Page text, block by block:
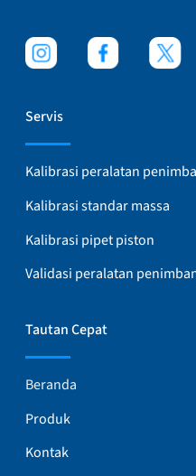
Servis
Kalibrasi peralatan
Kalibrasi standar massa
Kalibrasi pipet piston
Validasi peralatan
Tautan Cepat
Beranda
Produk
Kontak